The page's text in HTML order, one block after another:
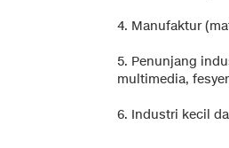
4. Manufaktur
5. Penunjang
multimedia,
6. Industri kecil